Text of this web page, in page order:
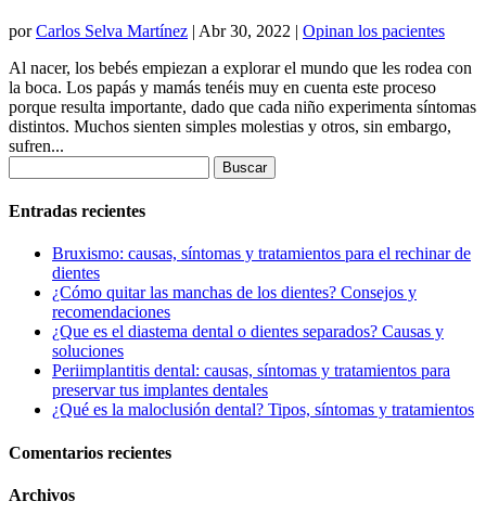
porCarlos Selva Martínez | Abr 30, 2022 | Opinan los pacientes
Al nacer, los bebés empiezan a explorar el mundo que les rodea con
la boca. Los papás y mamás tenéis muy en cuenta este proceso
porque resulta importante, dado que cada niño experimenta síntomas
distintos. Muchos sienten simples molestias y otros, sin embargo,
sufren...
Entradas recientes
Bruxismo: causas, síntomas y tratamientos para el rechinar de
dientes
¿Cómo quitar las manchas de los dientes? Consejos y
recomendaciones
¿Que es el diastema dental o dientes separados? Causas y
soluciones
Periimplantitis dental: causas, síntomas y tratamientos para
preservar tus implantes dentales
¿Qué es la maloclusión dental? Tipos, síntomas y tratamientos
Comentarios recientes
Archivos